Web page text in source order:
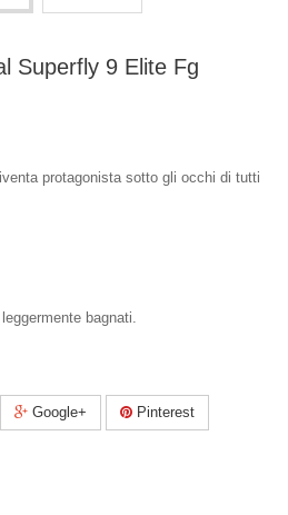
Superfly 9 Elite Fg
protagonista sotto gli occhi di tutti
bagnati.
Google+ Pinterest